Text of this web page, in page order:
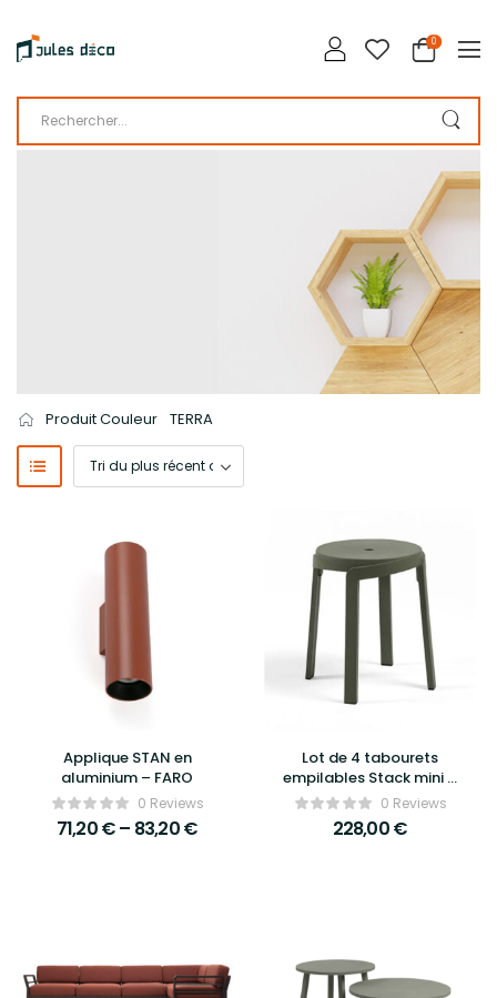
0
Produit Couleur TERRA
Applique STAN en
aluminium – FARO
0 Reviews
71,20€– 83,20€
Lot de 4 tabourets
empilables Stack mini –
Nardi0 Reviews
228,00€